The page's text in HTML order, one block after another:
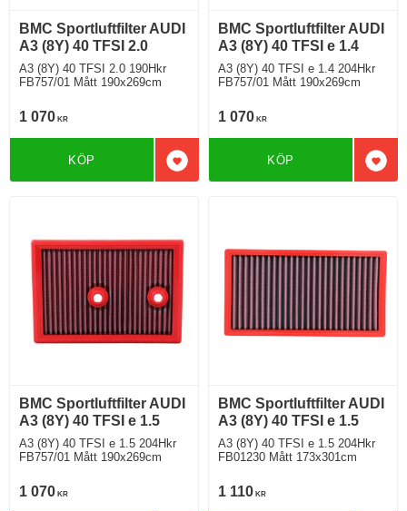
BMC Sportluftfilter AUDI
A3 (8Y) 40 TFSI 2.0
A3 (8Y) 40 TFSI 2.0 190Hkr
FB757/01 Mått 190x269cm
1 070 KR
Lägg till i favoriter
KÖP
BMC Sportluftfilter AUDI
A3 (8Y) 40 TFSI e 1.4
A3 (8Y) 40 TFSI e 1.4 204Hkr
FB757/01 Mått 190x269cm
1 070 KR
KÖP
BMC Sportluftfilter AUDI
A3 (8Y) 40 TFSI e 1.5
A3 (8Y) 40 TFSI e 1.5 204Hkr
FB757/01 Mått 190x269cm
1 070 KR
BMC Sportluftfilter AUDI
A3 (8Y) 40 TFSI e 1.5
A3 (8Y) 40 TFSI e 1.5 204Hkr
FB01230 Mått 173x301cm
1 110 KR